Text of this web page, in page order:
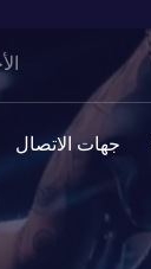
جهات الاتصال